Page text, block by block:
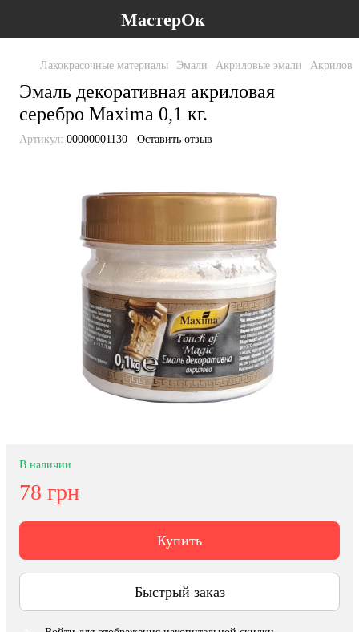
МастерОк
Лакокрасочные материалы Эмали Акриловые эмали
Эмаль декоративная акриловая
серебро Maxima 0,1 кг.
Артикул: 00000001130 Оставить отзыв
В наличии
78 грн
Купить
Быстрый заказ